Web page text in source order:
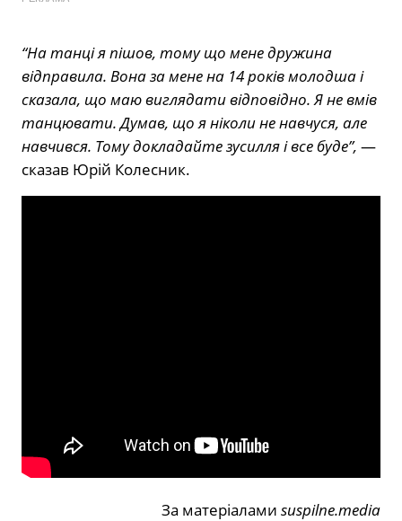
“На танці я пішов, тому що мене дружина
відправила. Вона за мене на 14 років молодша і
сказала, що маю виглядати відповідно. Я не вмів
танцювати. Думав, що я ніколи не навчуся, але
навчився. Тому докладайте зусилля і все буде”, —
сказав Юрій Колесник.
За матеріалами suspilne.media